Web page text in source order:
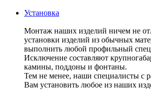
Установка
Монтаж наших изделий ничем не
установки изделий из обычных
выполнить любой профильный
Исключение составляют
камины, поддоны и фонтаны.
Тем не менее, наши специалисты с
Вам установить любое из наших